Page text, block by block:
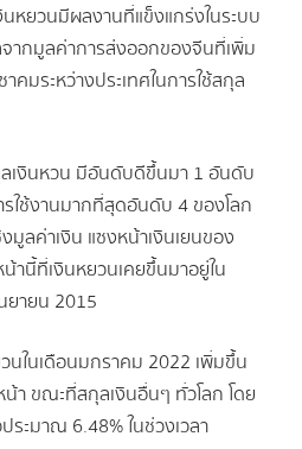
หยวนมีผลงานที่แข็งแกร่งในระบบ
จากมูลค่าการส่งออกของจีนที่เพิ่ม
คมระหว่างประเทศในการใช้สกุล
เงินหวน มีอันดับดีขึ้นมา 1 อันดับ
ใช้งานมากที่สุดอันดับ 4 ของโลก
มูลค่าเงิน แซงหน้าเงินเยนของ
นี้ที่เงินหยวนเคยขึ้นมาอยู่ใน
ยายน 2015
นในเดือนมกราคม 2022 เพิ่มขึ้น
า ขณะที่สกุลเงินอื่นๆ ทั่วโลก โดย
ะมาณ 6.48% ในช่วงเวลา